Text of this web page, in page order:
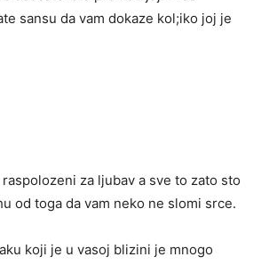
sansu da vam dokaze kol;iko joj je
za ljubav a sve to zato sto
od toga da vam neko ne slomi srce.
koji je u vasoj blizini je mnogo